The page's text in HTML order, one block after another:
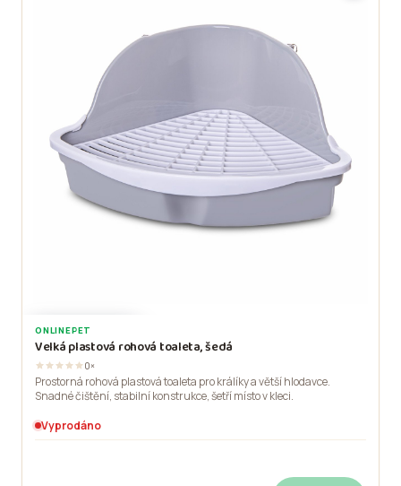
VYPRODÁNO
ONLINEPET
Velká plastová rohová toaleta, šedá
0×
Prostorná rohová plastová toaleta pro králíky a větší hlodavce.
Snadné čištění, stabilní konstrukce, šetří místo v kleci.
Vyprodáno